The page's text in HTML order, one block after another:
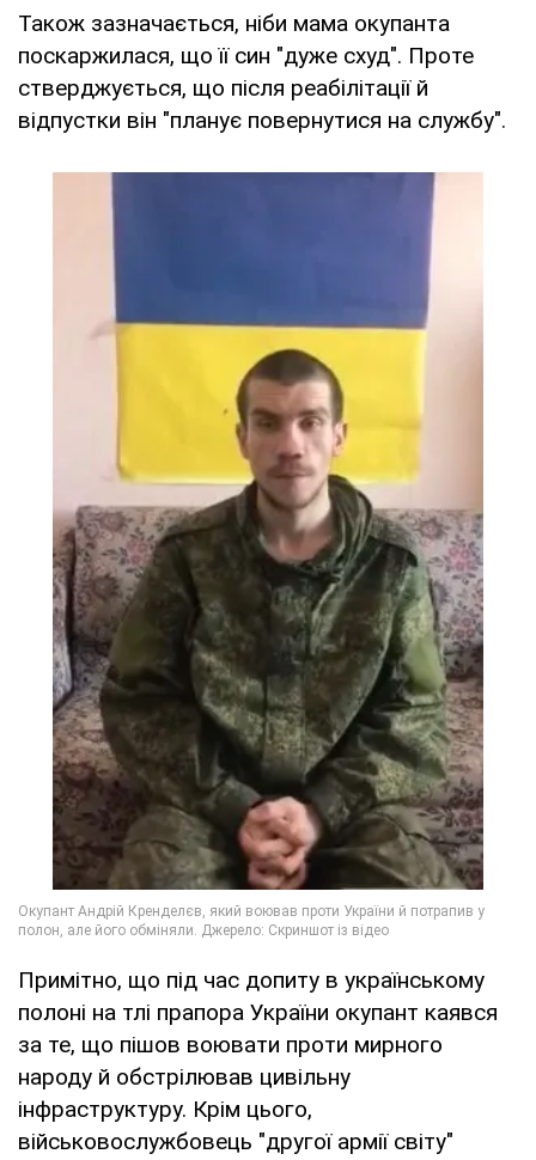
Також зазначається, ніби мама окупанта
поскаржилася, що її син "дуже схуд". Проте
стверджується, що після реабілітації й
відпустки він "планує повернутися на службу".
Примітно, що під час допиту в українському
полоні на тлі прапора України окупант каявся
за те, що пішов воювати проти мирного
народу й обстрілював цивільну
інфраструктуру. Крім цього,
військовослужбовець "другої армії світу"